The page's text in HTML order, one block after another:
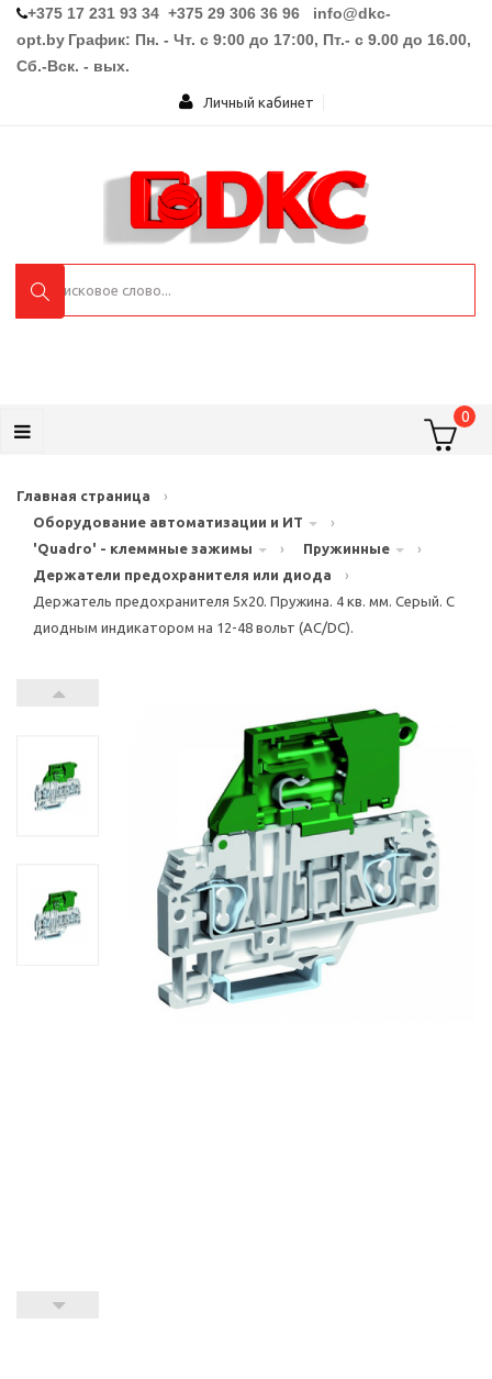
+375 17 231 93 34 +375 29 306 36 96 info@dkc-
opt.by График: Пн. - Чт. с 9:00 до 17:00, Пт.- с 9.00 до 16.00,
Сб.-Вск. - вых.
Личный кабинет
0
Главная страница
›
Оборудование автоматизации и ИТ
›
'Quadro' - клеммные зажимы
› Пружинные
›
Держатели предохранителя или диода
›
Держатель предохранителя 5x20. Пружина. 4 кв. мм. Серый. С
диодным индикатором на 12-48 вольт (AC/DC).